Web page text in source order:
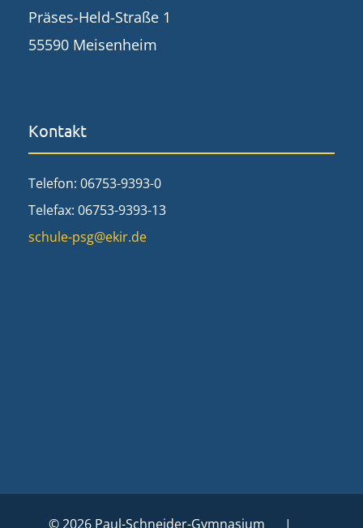
Präses-Held-Straße 1
55590 Meisenheim
Kontakt
Telefon: 06753-9393-0
Telefax: 06753-9393-13
schule-psg@ekir.de
© 2026 Paul-Schneider-Gymnasium |